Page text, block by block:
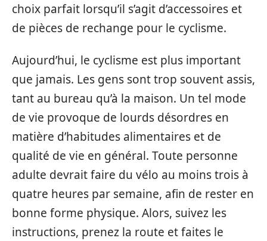
choix parfait lorsqu’il s’agit d’accessoires et
de pièces de rechange pour le cyclisme.
Aujourd’hui, le cyclisme est plus important
que jamais. Les gens sont trop souvent assis,
tant au bureau qu’à la maison. Un tel mode
de vie provoque de lourds désordres en
matière d’habitudes alimentaires et de
qualité de vie en général. Toute personne
adulte devrait faire du vélo au moins trois à
quatre heures par semaine, afin de rester en
bonne forme physique. Alors, suivez les
instructions, prenez la route et faites le